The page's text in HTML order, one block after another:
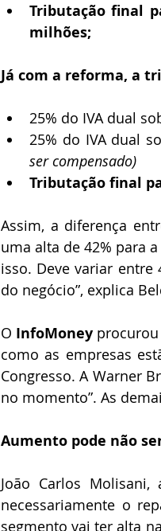
Tributação final
milhões;
Já com a reforma, a
25% do IVA dual
25% do IVA dual
ser compensado)
Tributação final
Assim, a diferença
uma alta de 42% para
isso. Deve variar entre
do negócio”, explica
O InfoMoney procurou
como as empresas
Congresso. A Warner
no momento”. As
Aumento pode não
João Carlos
necessariamente o
segmento vai ter alta